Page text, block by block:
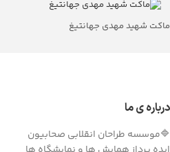
ماکت شهید مهدی جهانتیغ
درباره ی ما
🔷موسسه طراحان انقلابی صحابیون